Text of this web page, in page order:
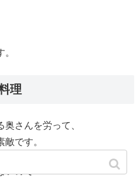
理
さんを労って、
です。
ので